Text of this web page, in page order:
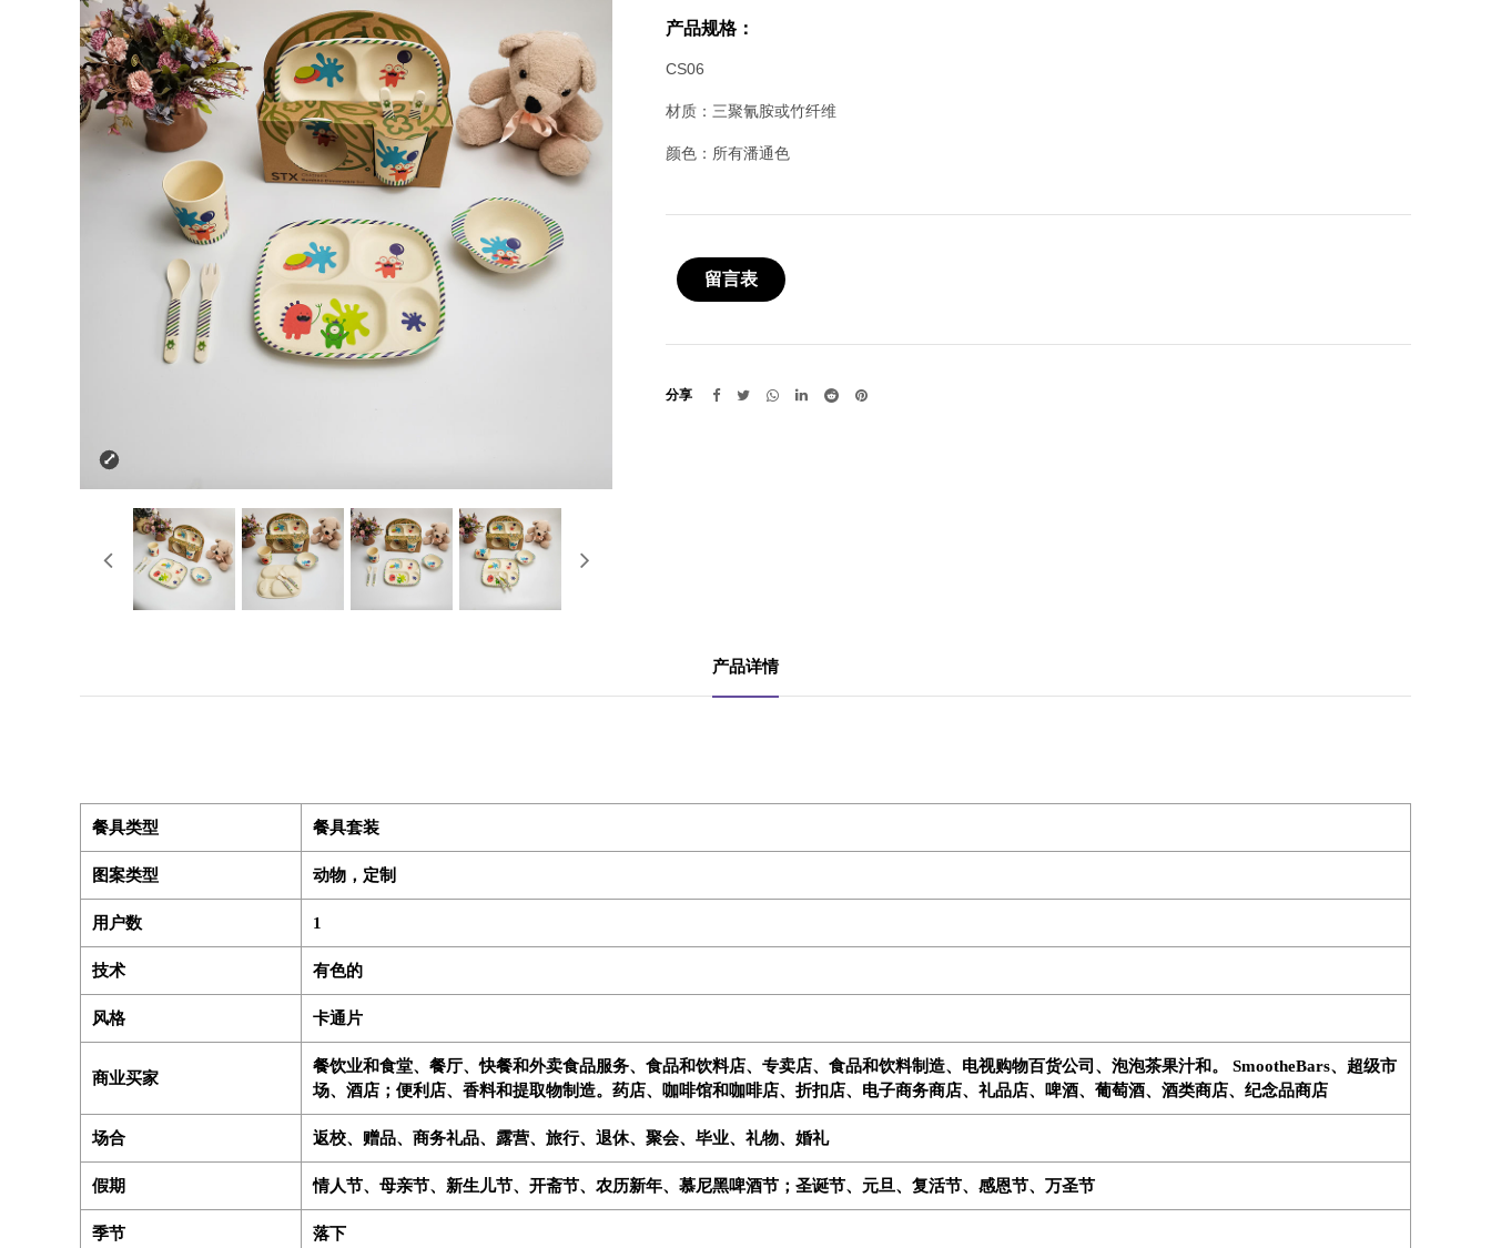
产品规格：
CS06
材质：三聚氰胺或竹纤维
颜色：所有潘通色
留言表
分享
产品详情
餐具类型 餐具套装
图案类型 动物，定制
用户数 1
技术 有色的
风格 卡通片
商业买家
餐饮业和食堂、餐厅、快餐和外卖食品服务、食品和饮料店、专卖店、食品和饮料制造、电视购物百货公司、泡泡茶果汁和。 SmootheBars、超级市
场、酒店；便利店、香料和提取物制造。药店、咖啡馆和咖啡店、折扣店、电子商务商店、礼品店、啤酒、葡萄酒、酒类商店、纪念品商店
场合 返校、赠品、商务礼品、露营、旅行、退休、聚会、毕业、礼物、婚礼
假期 情人节、母亲节、新生儿节、开斋节、农历新年、慕尼黑啤酒节；圣诞节、元旦、复活节、感恩节、万圣节
季节 落下